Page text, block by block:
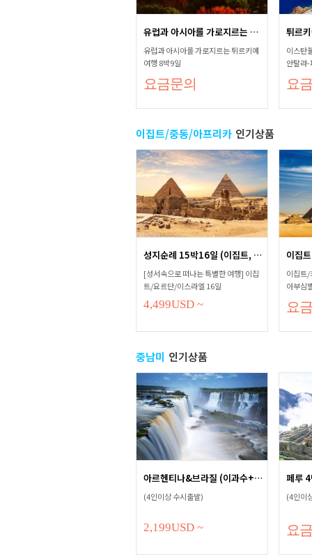
유럽과 아시아를 가로지르는 튀르...
유럽과 아시아를 가로지르는 튀르키예
여행 8박9일
요금문의
이스탄
안탈랴
린도-
요
이집트/중동/아프리카 인기상품
성지순례 15박16일 (이집트, 요르단...
[성서속으로 떠나는 특별한 여행] 이집
트/요르단/이스라엘 16일
4,499USD ~
이집
이집트
아부심
요
중남미 인기상품
아르헨티나&브라질 (이과수+리오)...
(4인이상 수시출발)
2,199USD ~
페루
(4인이
요